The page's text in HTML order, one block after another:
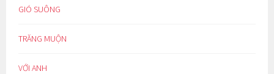
GIÓ SUÔNG
TRĂNG MUỘN
VỚI ANH